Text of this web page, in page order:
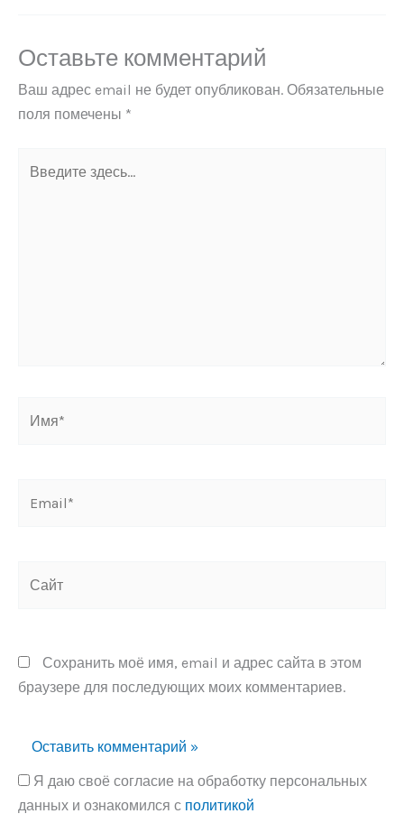
Оставьте комментарий
Ваш адрес email не будет опубликован. Обязательные
поля помечены *
здесь...
Сохранить моё имя, email и адрес сайта в этом
браузере для последующих моих комментариев.
Я даю своё согласие на обработку персональных
данных и ознакомился с политикой